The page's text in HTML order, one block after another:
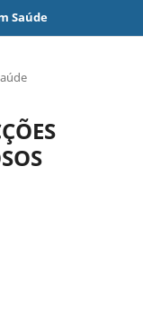
Saúde